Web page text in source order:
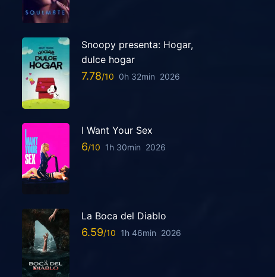
Snoopy presenta: Hogar,
dulce hogar
7.78 0h 32min 2026
I Want Your Sex
6 1h 30min 2026
La Boca del Diablo
6.59 1h 46min 2026